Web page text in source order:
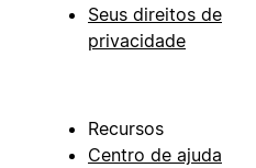
Seus direitos de
privacidade
Recursos
Centro de ajuda